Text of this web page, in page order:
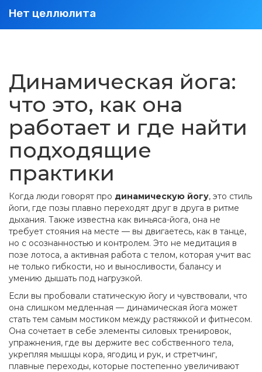
Нет целлюлита
Динамическая йога:
что это, как она
работает и где найти
подходящие
практики
Когда люди говорят про динамическую йогу, это стиль
йоги, где позы плавно переходят друг в друга в ритме
дыхания. Также известна как виньяса-йога, она не
требует стояния на месте — вы двигаетесь, как в танце,
но с осознанностью и контролем. Это не медитация в
позе лотоса, а активная работа с телом, которая учит вас
не только гибкости, но и выносливости, балансу и
умению дышать под нагрузкой.
Если вы пробовали статическую йогу и чувствовали, что
она слишком медленная — динамическая йога может
стать тем самым мостиком между растяжкой и фитнесом.
Она сочетает в себе элементы силовых тренировок,
упражнения, где вы держите вес собственного тела,
укрепляя мышцы кора, ягодиц и рук, и стретчинг,
плавные переходы, которые постепенно увеличивают